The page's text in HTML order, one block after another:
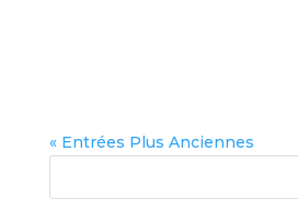
« Entrées Plus Anciennes